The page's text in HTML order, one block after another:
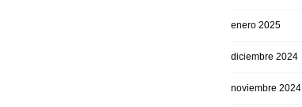
enero 2025
diciembre 2024
noviembre 2024